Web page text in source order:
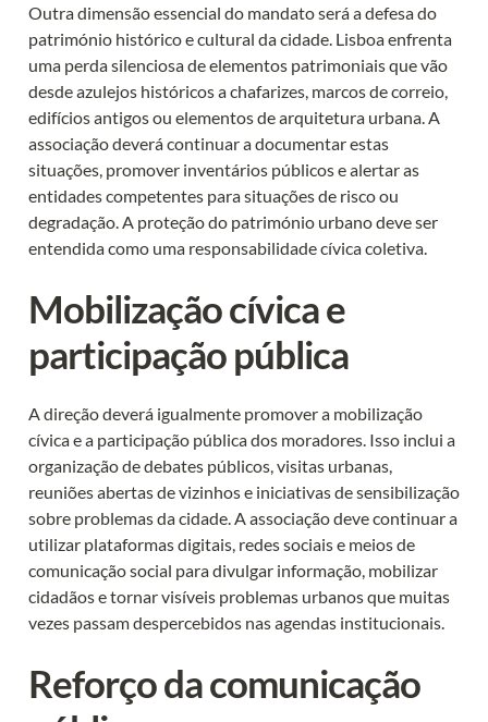
Outra dimensão essencial do mandato será a defesa do
património histórico e cultural da cidade. Lisboa enfrenta
uma perda silenciosa de elementos patrimoniais que vão
desde azulejos históricos a chafarizes, marcos de correio,
edifícios antigos ou elementos de arquitetura urbana. A
associação deverá continuar a documentar estas
situações, promover inventários públicos e alertar as
entidades competentes para situações de risco ou
degradação. A proteção do património urbano deve ser
entendida como uma responsabilidade cívica coletiva.
Mobilização cívica e
participação pública
A direção deverá igualmente promover a mobilização
cívica e a participação pública dos moradores. Isso inclui a
organização de debates públicos, visitas urbanas,
reuniões abertas de vizinhos e iniciativas de sensibilização
sobre problemas da cidade. A associação deve continuar a
utilizar plataformas digitais, redes sociais e meios de
comunicação social para divulgar informação, mobilizar
cidadãos e tornar visíveis problemas urbanos que muitas
vezes passam despercebidos nas agendas institucionais.
Reforço da comunicação